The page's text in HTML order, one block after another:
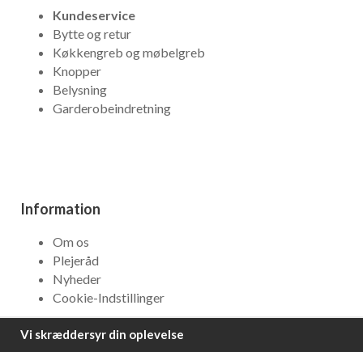
Kundeservice
Bytte og retur
Køkkengreb og møbelgreb
Knopper
Belysning
Garderobeindretning
Information
Om os
Plejeråd
Nyheder
Cookie-Indstillinger
NYHEDSBREV
Vi skræddersyr din oplevelse